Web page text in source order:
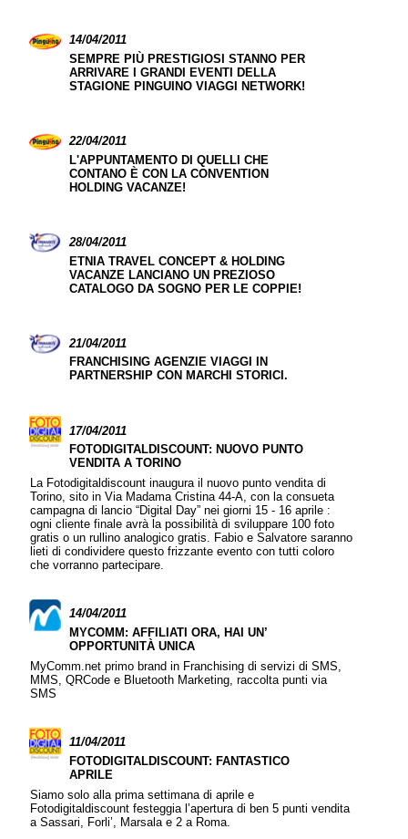
14/04/2011
SEMPRE PIÙ PRESTIGIOSI STANNO PER
ARRIVARE I GRANDI EVENTI DELLA
STAGIONE PINGUINO VIAGGI NETWORK!
22/04/2011
L'APPUNTAMENTO DI QUELLI CHE
CONTANO È CON LA CONVENTION
HOLDING VACANZE!
28/04/2011
ETNIA TRAVEL CONCEPT & HOLDING
VACANZE LANCIANO UN PREZIOSO
CATALOGO DA SOGNO PER LE COPPIE!
21/04/2011
FRANCHISING AGENZIE VIAGGI IN
PARTNERSHIP CON MARCHI STORICI.
17/04/2011
FOTODIGITALDISCOUNT: NUOVO PUNTO
VENDITA A TORINO
La Fotodigitaldiscount inaugura il nuovo punto vendita di
Torino, sito in Via Madama Cristina 44-A, con la consueta
campagna di lancio “Digital Day” nei giorni 15 - 16 aprile :
ogni cliente finale avrà la possibilità di sviluppare 100 foto
gratis o un rullino analogico gratis. Fabio e Salvatore saranno
lieti di condividere questo frizzante evento con tutti coloro
che vorranno partecipare.
14/04/2011
MYCOMM: AFFILIATI ORA, HAI UN’
OPPORTUNITÀ UNICA
MyComm.net primo brand in Franchising di servizi di SMS,
MMS, QRCode e Bluetooth Marketing, raccolta punti via
SMS
11/04/2011
FOTODIGITALDISCOUNT: FANTASTICO
APRILE
Siamo solo alla prima settimana di aprile e
Fotodigitaldiscount festeggia l’apertura di ben 5 punti vendita
a Sassari, Forli’, Marsala e 2 a Roma.